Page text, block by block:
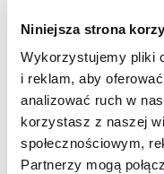
Niniejsza strona
Wykorzystujemy pliki
i reklam, aby
analizować ruch w
korzystasz z naszej
społecznościowym,
Partnerzy mogą